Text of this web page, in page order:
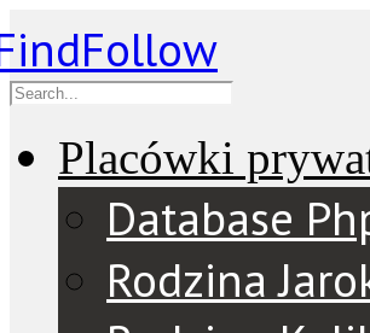
Placówki
Database
Rodzina